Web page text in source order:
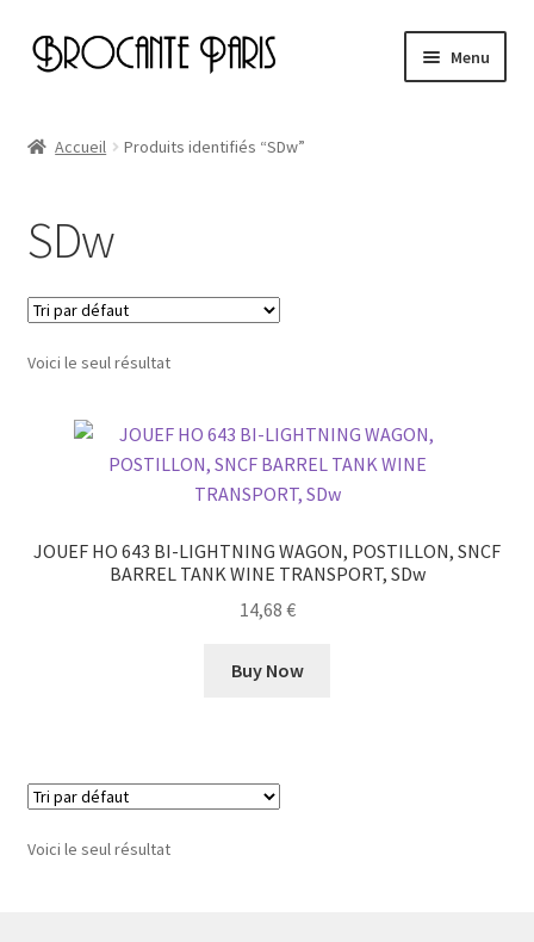
Aller
navigation
Aller
au
Menu
Checkout
My account
Page d’exemple
Accueil Produits identifiés “SDw”
SDw
Voici le seul résultat
JOUEF HO 643 BI-LIGHTNING WAGON, POSTILLON, SNCF
BARREL TANK WINE TRANSPORT, SDw
14,68 €
Buy Now
Voici le seul résultat